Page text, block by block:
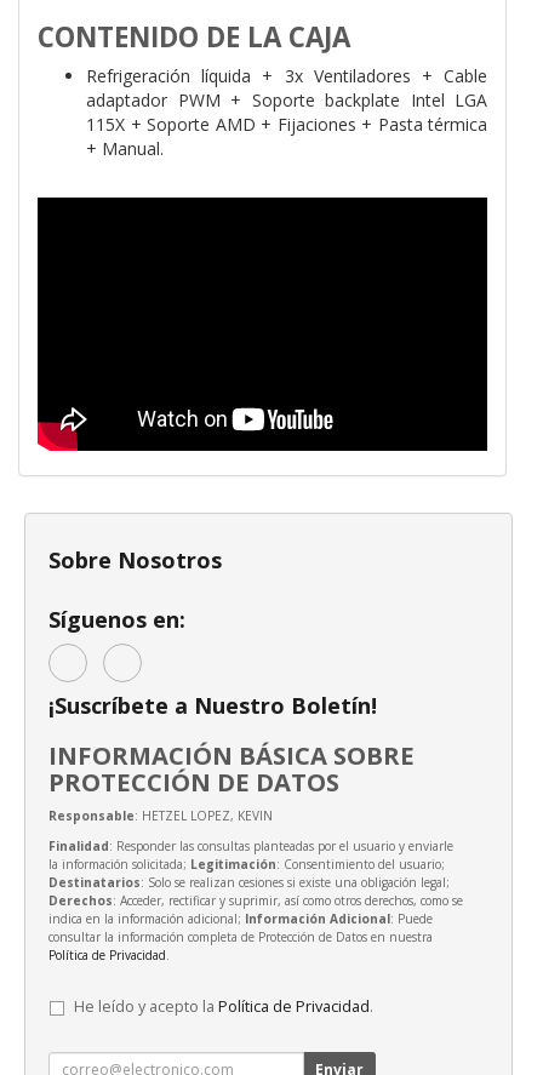
CONTENIDO DE LA CAJA
Refrigeración líquida + 3x Ventiladores + Cable
adaptador PWM + Soporte backplate Intel LGA
115X + Soporte AMD + Fijaciones + Pasta térmica
+ Manual.
Sobre Nosotros
Síguenos en:
¡Suscríbete a Nuestro Boletín!
INFORMACIÓN BÁSICA SOBRE
PROTECCIÓN DE DATOS
Responsable: HETZEL LOPEZ, KEVIN
Finalidad: Responder las consultas planteadas por el usuario y enviarle
la información solicitada; Legitimación: Consentimiento del usuario;
Destinatarios: Solo se realizan cesiones si existe una obligación legal;
Derechos: Acceder, rectificar y suprimir, así como otros derechos, como se
indica en la información adicional; Información Adicional: Puede
consultar la información completa de Protección de Datos en nuestra
Política de Privacidad.
He leído y acepto la Política de Privacidad.
Enviar